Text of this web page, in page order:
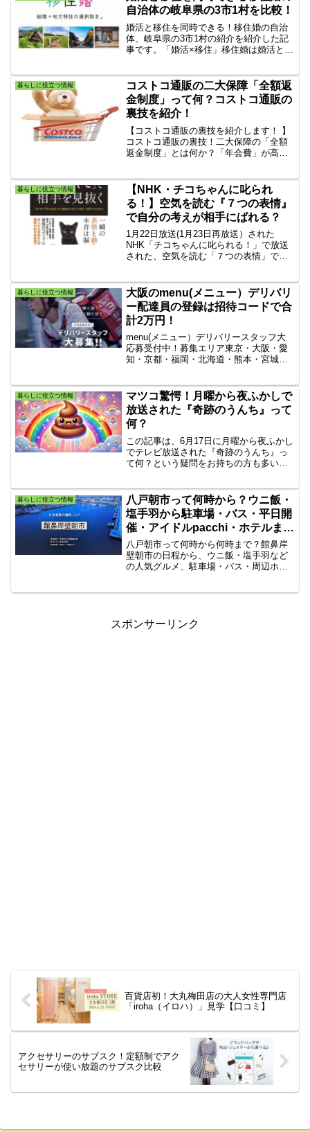
ーが新作。ナイキの「漢字のスニーカ
ー」モデルもあり。
自治体の岐阜県の3市1村を比較！
婚活と移住を同時できる！移住婚の自治
体、岐阜県の3市1村の紹介を紹介した記
事です。「婚活×移住」移住婚は婚活と移
男女の独身者の方が、結婚相手探しと移
住先探しを同時にできます。
暮らしに役立つ情報
コストコ通販の二大保障「全額返
金制度」って何？コストコ通販の
裏技を紹介！
【コストコ通販の裏技を紹介します！ 】
コストコ通販の裏技！二大保障の「全額
返金制度」とは何か？「年会費」が高
で買物をするな絶対に知っておくべき裏
技をご紹介。【2024年最新版】
暮らしに役立つ情報
【NHK・チコちゃんに叱られ
る！】空気を読む『７つの表情』
で自分の考えが相手にばれる？
1月22日放送(1月23日再放送）された
NHK「チコちゃんに叱られる！」で放送
された、空気を読む「７つの表情」で自
注目が面白かったの深堀で調べてみたの
で詳しく解説します。
暮らしに役立つ情報
大阪のmenu(メニュー）デリバリ
ー配達員の登録は招待コードで合
計2万円！
menu(メニュー）デリバリースタッフ大
応募受付中！募集エリア東京・大阪・愛
知・京都・福岡・北海道・熊本・宮城・
menu(メニュー）デリバリー配達員の招
待コードとは、デリ...
暮らしに役立つ情報
マツコ驚愕！月曜から夜ふかしで
放送された『奇跡のうんち』って
何？
この記事は、6月17日に月曜から夜ふかし
でテレビ放送された『奇跡のうんち』っ
て何？という疑問をお持ちの方も多いと
た奇跡のうんちのダイエット効果やダイ
エット方法も解説しました。
暮らしに役立つ情報
八戸朝市って何時から？ウニ飯・
塩手羽から駐車場・バス・平日開
催・アイドルpacchi・ホテルまで
徹底解説！
八戸朝市って何時から何時まで？館鼻岸
壁朝市の日程から、ウニ飯・塩手羽など
の人気グルメ、駐車場・バス・周辺ホテ
スポンサーリンク
百貨店初！大丸梅田店の大人女性専門店
「iroha（イロハ）」見学【口コミ】
アクセサリーのサブスク！定額制でアク
セサリーが使い放題のサブスク比較